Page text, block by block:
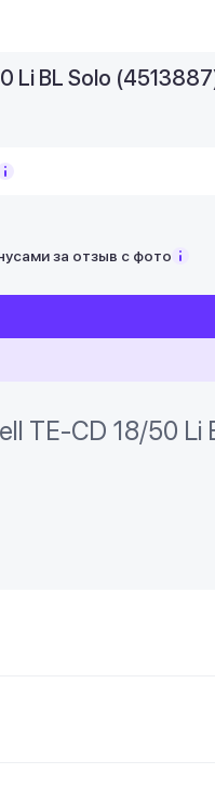
Li BL Solo
за отзыв с фото
TE-CD 18/50 Li